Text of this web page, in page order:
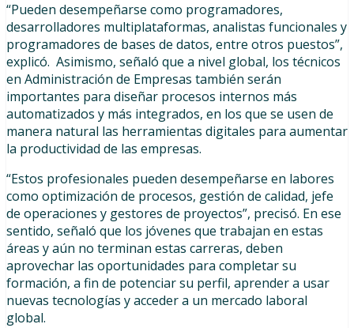
“Pueden desempeñarse como programadores,
desarrolladores multiplataformas, analistas funcionales y
programadores de bases de datos, entre otros puestos”,
explicó. Asimismo, señaló que a nivel global, los técnicos
en Administración de Empresas también serán
importantes para diseñar procesos internos más
automatizados y más integrados, en los que se usen de
manera natural las herramientas digitales para aumentar
la productividad de las empresas.
“Estos profesionales pueden desempeñarse en labores
como optimización de procesos, gestión de calidad, jefe
de operaciones y gestores de proyectos”, precisó. En ese
sentido, señaló que los jóvenes que trabajan en estas
áreas y aún no terminan estas carreras, deben
aprovechar las oportunidades para completar su
formación, a fin de potenciar su perfil, aprender a usar
nuevas tecnologías y acceder a un mercado laboral
global.